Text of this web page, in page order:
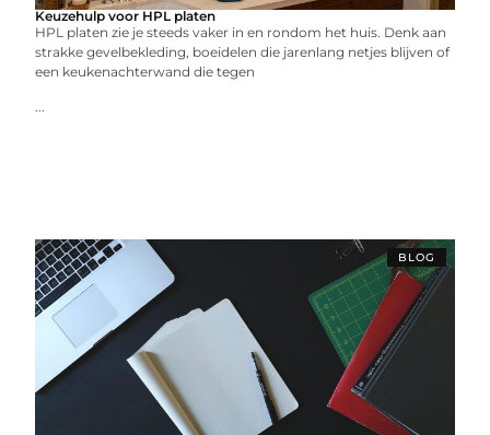
Keuzehulp voor HPL platen
HPL platen zie je steeds vaker in en rondom het huis. Denk aan
strakke gevelbekleding, boeidelen die jarenlang netjes blijven of
een keukenachterwand die tegen
...
BLOG